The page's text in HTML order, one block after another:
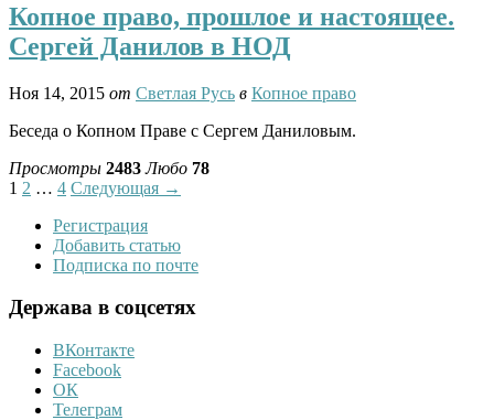
Копное право, прошлое и настоящее.
Сергей Данилов в НОД
Ноя 14, 2015 от Светлая Русь в Копное право
Беседа о Копном Праве с Сергем Даниловым.
Просмотры 2483 Любо 78
1 2 … 4 Следующая →
Регистрация
Добавить статью
Подписка по почте
Держава в соцсетях
ВКонтакте
Facebook
ОК
Телеграм